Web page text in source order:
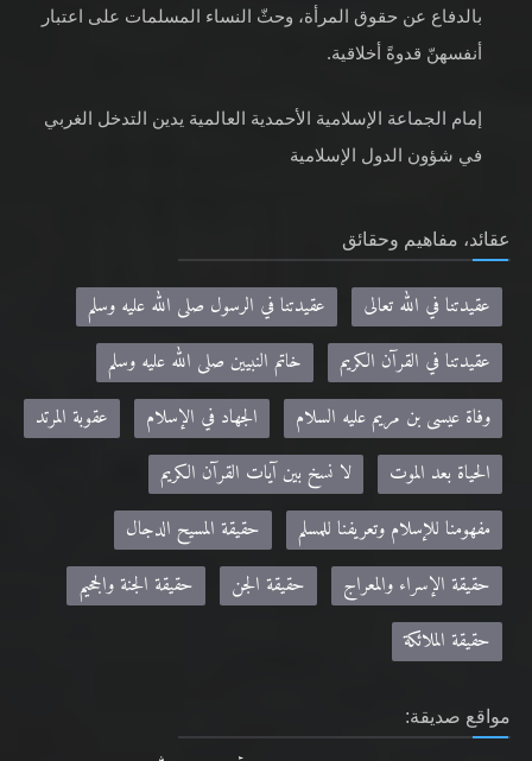
بالدفاع عن حقوق المرأة، وحثّ النساء المسلمات على اعتبار
أنفسهنّ قدوةً أخلاقية.
إمام الجماعة الإسلامية الأحمدية العالمية يدين التدخل الغربي
في شؤون الدول الإسلامية
عقائد، مفاهيم وحقائق
عقيدتنا في الله تعالى
عقيدتنا في الرسول صلى الله عليه وسلم
عقيدتنا في القرآن الكريم
خاتم النبيين صلى الله عليه وسلم
وفاة عيسى بن مريم عليه السلام
الجهاد في الإسلام
عقوبة المرتد
الحياة بعد الموت
لا نسخ بين آيات القرآن الكريم
مفهومنا للإسلام وتعريفنا للمسلم
حقيقة المسيح الدجال
حقيقة الإسراء والمعراج
حقيقة الجن
حقيقة الجنة والجحيم
حقيقة الملائكة
مواقع صديقة: